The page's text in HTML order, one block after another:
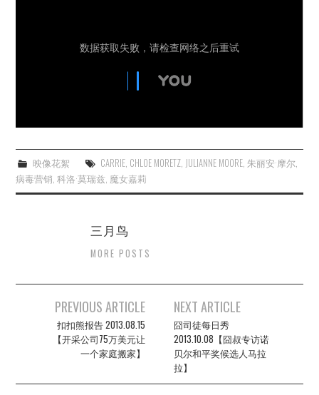
映像花絮 CARRIE, CHLOE MORETZ, JULIANNE MOORE, 朱丽安·摩尔,
病毒营销,科洛·莫瑞兹, 魔女嘉莉
三月鸟
MORE POSTS
navigation
PREVIOUS ARTICLE
扣扣熊报告 2013.08.15
【开采公司75万美元让
一个家庭搬家】
NEXT ARTICLE
囧司徒每日秀
2013.10.08【囧叔专访诺
贝尔和平奖候选人马拉
拉】